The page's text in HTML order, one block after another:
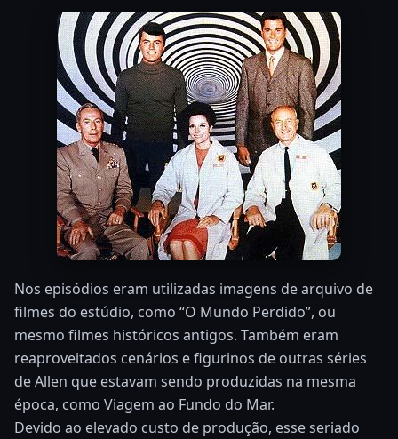
Nos episódios eram utilizadas imagens de arquivo de
filmes do estúdio, como “O Mundo Perdido”, ou
mesmo filmes históricos antigos. Também eram
reaproveitados cenários e figurinos de outras séries
de Allen que estavam sendo produzidas na mesma
época, como Viagem ao Fundo do Mar.
Devido ao elevado custo de produção, esse seriado